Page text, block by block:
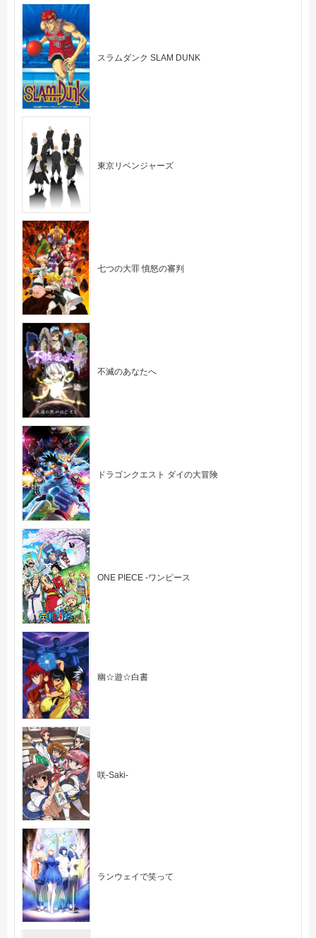
スラムダンク SLAM DUNK
東京リベンジャーズ
七つの大罪 憤怒の審判
不滅のあなたへ
ドラゴンクエスト ダイの大冒険
ONE PIECE -ワンピース
幽☆遊☆白書
咲-Saki-
ランウェイで笑って